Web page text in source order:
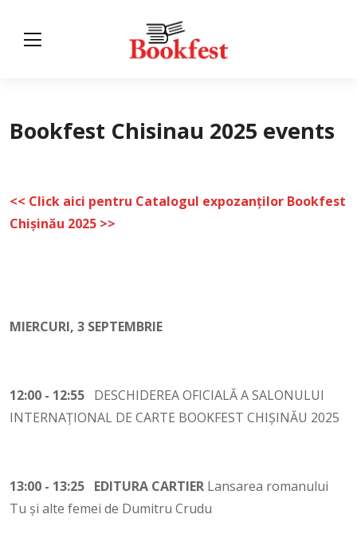
Bookfest Chisinau 2025 events
<< Click aici pentru Catalogul expozanților Bookfest
Chișinău 2025 >>
MIERCURI, 3 SEPTEMBRIE
12:00 - 12:55 DESCHIDEREA OFICIALĂ A SALONULUI
INTERNAȚIONAL DE CARTE BOOKFEST CHIȘINĂU 2025
13:00 - 13:25 EDITURA CARTIER Lansarea romanului
Tu și alte femei de Dumitru Crudu